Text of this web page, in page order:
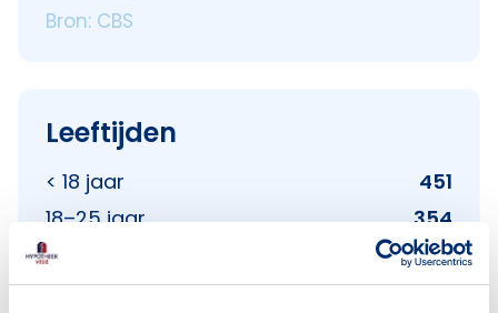
Bron: CBS
Leeftijden
< 18 jaar
451
18–25 jaar
354
25–45 jaar
1095
45–65 jaar
741